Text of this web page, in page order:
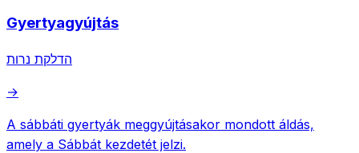
Gyertyagyújtás
הדלקת נרות
→
A sábbáti gyertyák meggyújtásakor mondott áldás,
amely a Sábbát kezdetét jelzi.